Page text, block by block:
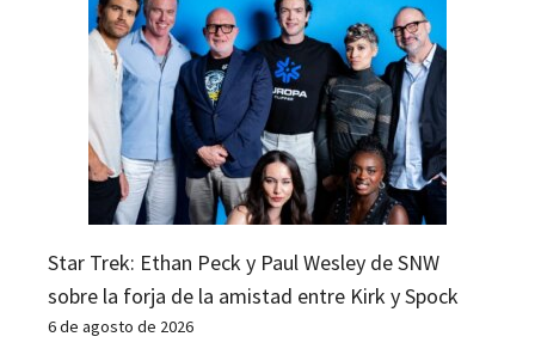
Star Trek: Ethan Peck y Paul Wesley de SNW
sobre la forja de la amistad entre Kirk y Spock
6 de agosto de 2026